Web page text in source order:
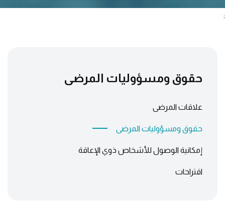
;
حقوق ومسؤوليات المرضى
علاقات المرضى
حقوق ومسؤوليات المرضى
إمكانية الوصول للأشخاص ذوي الإعاقة
اقتراحات